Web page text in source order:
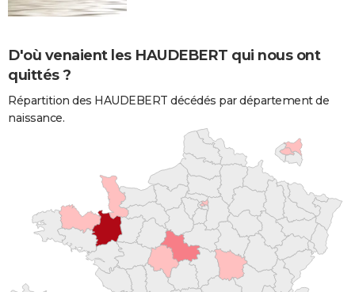
D'où venaient les HAUDEBERT qui nous ont
quittés ?
Répartition des HAUDEBERT décédés par département de
naissance.